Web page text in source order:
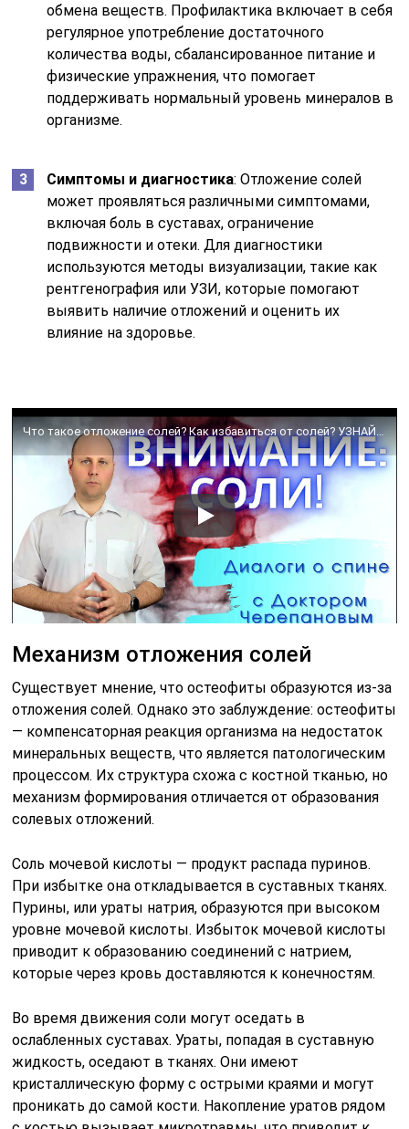
обмена веществ. Профилактика включает в себя
регулярное употребление достаточного
количества воды, сбалансированное питание и
физические упражнения, что помогает
поддерживать нормальный уровень минералов в
организме.
Симптомы и диагностика: Отложение солей
может проявляться различными симптомами,
включая боль в суставах, ограничение
подвижности и отеки. Для диагностики
используются методы визуализации, такие как
рентгенография или УЗИ, которые помогают
выявить наличие отложений и оценить их
влияние на здоровье.
Что такое отложение солей? Как избавиться от солей? УЗНАЙТЕ ВСЁ ЗА 10 МИНУТ
Механизм отложения солей
Существует мнение, что остеофиты образуются из-за
отложения солей. Однако это заблуждение: остеофиты
— компенсаторная реакция организма на недостаток
минеральных веществ, что является патологическим
процессом. Их структура схожа с костной тканью, но
механизм формирования отличается от образования
солевых отложений.
Соль мочевой кислоты — продукт распада пуринов.
При избытке она откладывается в суставных тканях.
Пурины, или ураты натрия, образуются при высоком
уровне мочевой кислоты. Избыток мочевой кислоты
приводит к образованию соединений с натрием,
которые через кровь доставляются к конечностям.
Во время движения соли могут оседать в
ослабленных суставах. Ураты, попадая в суставную
жидкость, оседают в тканях. Они имеют
кристаллическую форму с острыми краями и могут
проникать до самой кости. Накопление уратов рядом